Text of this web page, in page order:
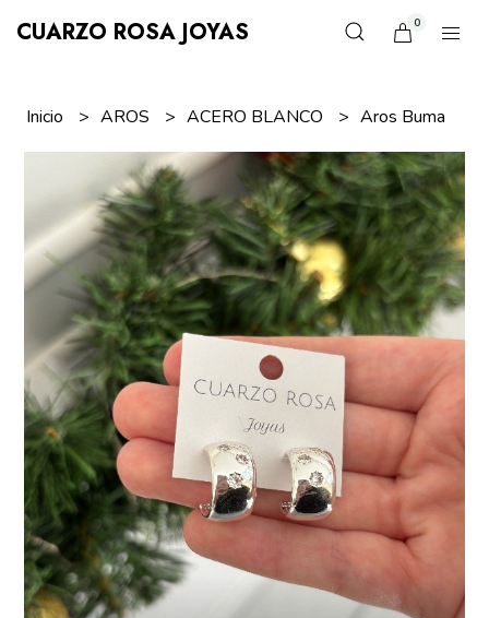
CUARZO ROSA JOYAS 0
Inicio AROS ACERO BLANCO Aros Buma